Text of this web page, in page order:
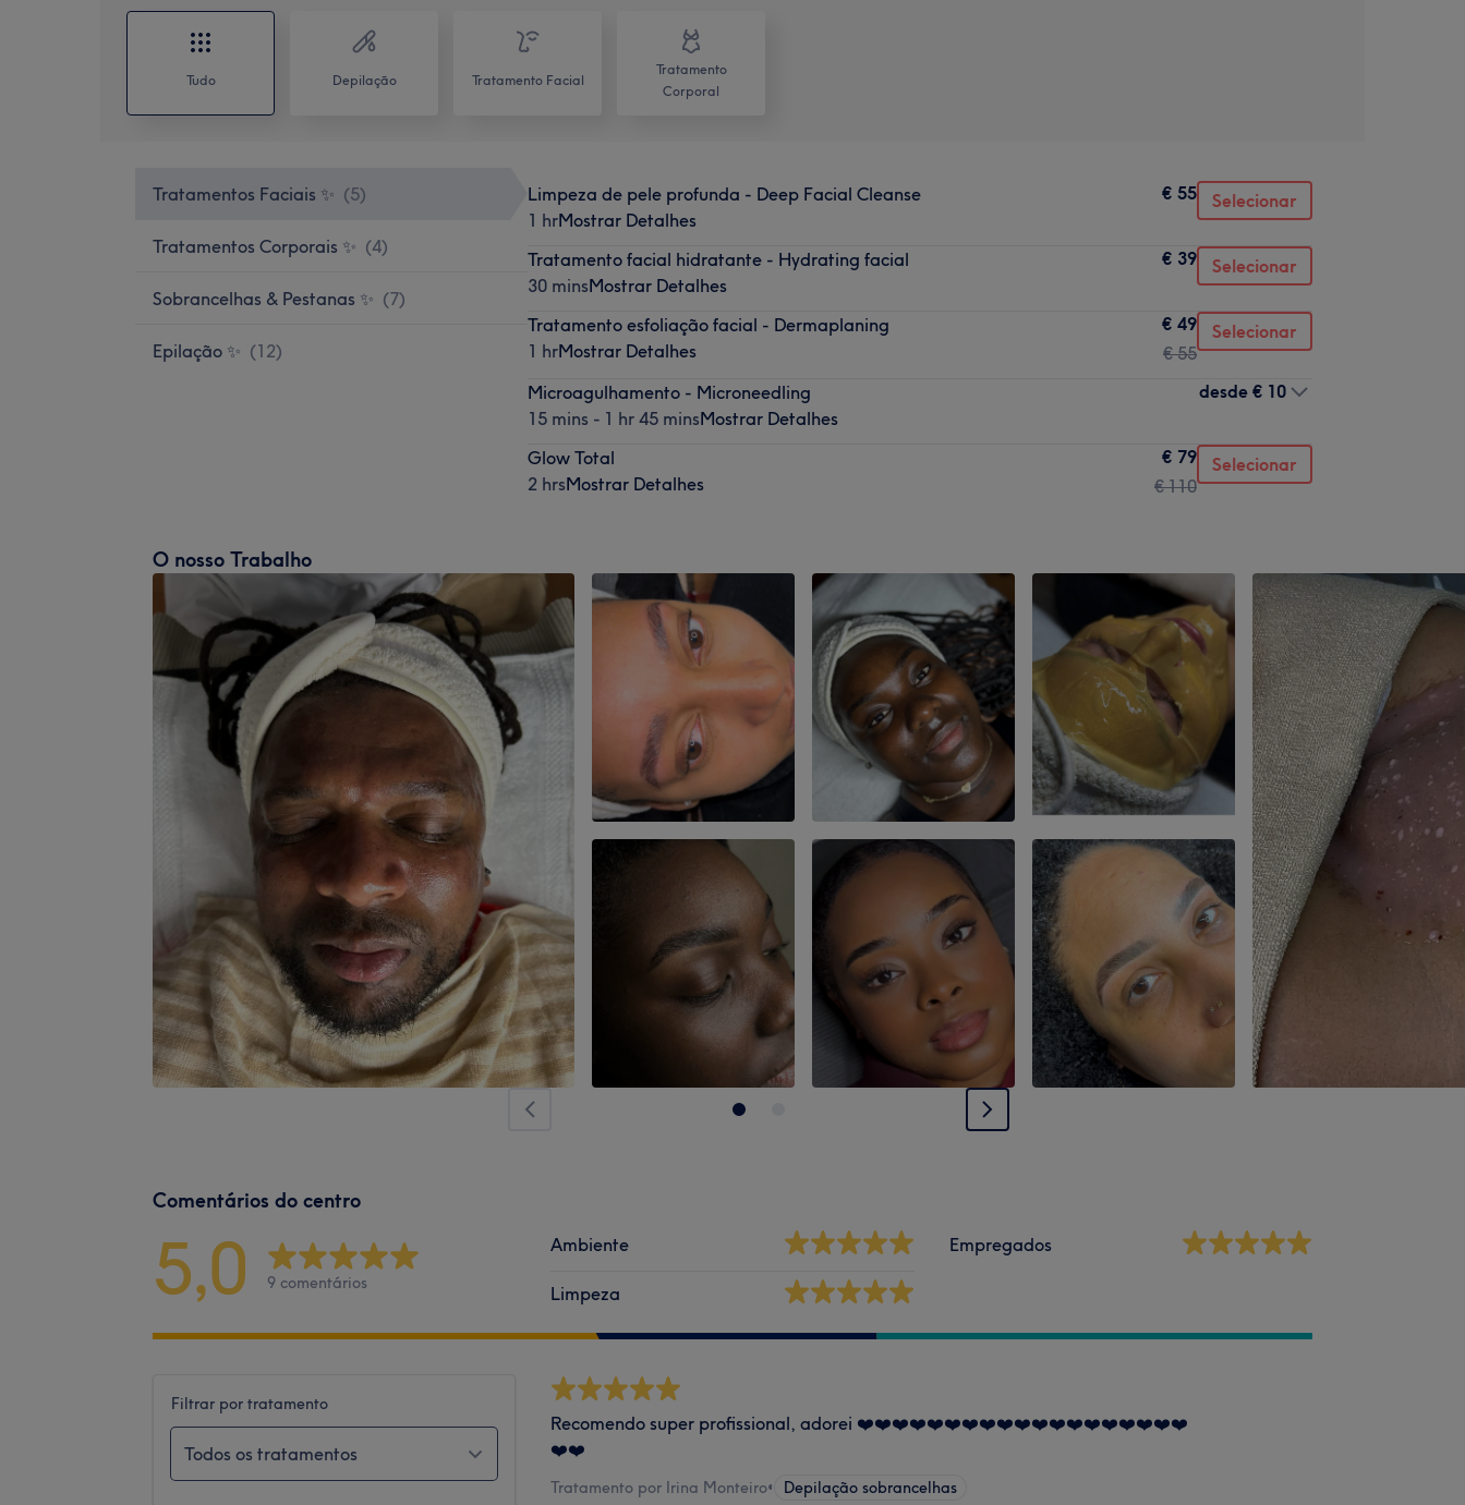
Tudo Depilação Tratamento Facial
Tratamento
Corporal
Tratamentos Faciais ✨ (5)
Tratamentos Corporais ✨ (4)
Sobrancelhas & Pestanas ✨ (7)
Epilação ✨ (12)
Limpeza de pele profunda - Deep Facial Cleanse
1 hrMostrar Detalhes
€ 55 Selecionar
Tratamento facial hidratante - Hydrating facial
30 minsMostrar Detalhes
€ 39 Selecionar
Tratamento esfoliação facial - Dermaplaning
1 hrMostrar Detalhes
€ 49
€ 55
Selecionar
Microagulhamento - Microneedling
15 mins - 1 hr 45 minsMostrar Detalhes
desde € 10
Glow Total
2 hrsMostrar Detalhes
€ 79
€ 110
Selecionar
O nosso Trabalho
Comentários do centro
5,0 9 comentários
Ambiente
Limpeza
Empregados
Filtrar por tratamento
Todos os tratamentos
Recomendo super profissional, adorei ❤️❤️❤️❤️❤️❤️❤️❤️❤️❤️❤️❤️❤️❤️❤️❤️❤️❤️❤️
❤️❤️
Tratamento por Irina Monteiro• Depilação sobrancelhas